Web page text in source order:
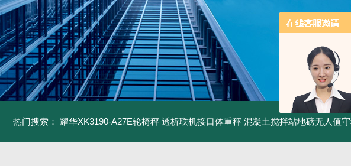
热门搜索： 耀华XK3190-A27E轮椅秤 透析联机接口体重秤 混凝土搅拌站地磅无人值